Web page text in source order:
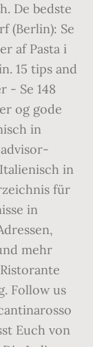
De bedste
(Berlin): Se
af Pasta i
15 tips and
- Se 148
og gode
in
in
für
in
mehr
Follow us
Euch von